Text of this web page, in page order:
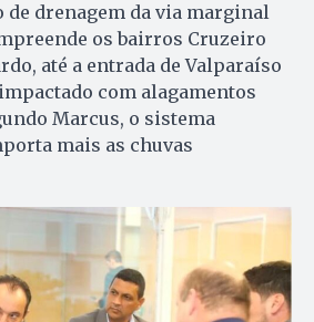
drenagem da via marginal
os bairros Cruzeiro
até a entrada de Valparaíso
com alagamentos
Marcus, o sistema
mais as chuvas